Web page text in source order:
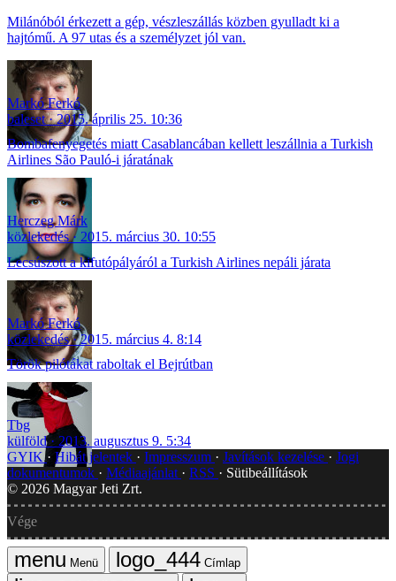
Milánóból érkezett a gép, vészleszállás közben gyulladt ki a
hajtómű. A 97 utas és a személyzet jól van.
Markó Ferkó
baleset
2015. április 25. 10:36
Bombafenyegetés miatt Casablancában kellett leszállnia a Turkish
Airlines São Pauló-i járatának
Herczeg Márk
közlekedés
2015. március 30. 10:55
Lecsúszott a kifutópályáról a Turkish Airlines nepáli járata
Markó Ferkó
közlekedés
2015. március 4. 8:14
Török pilótákat raboltak el Bejrútban
Tbg
külföld
2013. augusztus 9. 5:34
GYIK Hibát jelentek Impresszum Javítások kezelése
Jogi
dokumentumok
Médiaajánlat RSS
Sütibeállítások
© 2026 Magyar Jeti Zrt.
Vége
Menü
Címlap